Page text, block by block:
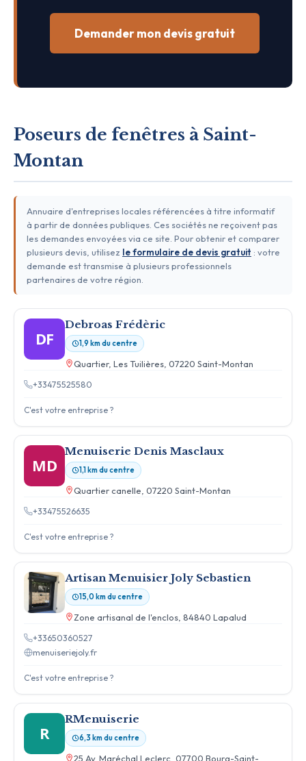
Demander mon devis gratuit
Poseurs de fenêtres à Saint-
Montan
Annuaire d'entreprises locales référencées à titre informatif
à partir de données publiques. Ces sociétés ne reçoivent pas
les demandes envoyées via ce site. Pour obtenir et comparer
plusieurs devis, utilisez le formulaire de devis gratuit : votre
demande est transmise à plusieurs professionnels
partenaires de votre région.
DF
Debroas Frédèric
1,9 km du centre
Quartier, Les Tuilières, 07220 Saint-Montan
+33475525580
C'est votre entreprise ?
MD
Menuiserie Denis Masclaux
1,1 km du centre
Quartier canelle, 07220 Saint-Montan
+33475526635
C'est votre entreprise ?
Artisan Menuisier Joly Sebastien
15,0 km du centre
Zone artisanal de l'enclos, 84840 Lapalud
+33650360527
menuiseriejoly.fr
C'est votre entreprise ?
R
RMenuiserie
6,3 km du centre
25 Av. Maréchal Leclerc, 07700 Bourg-Saint-